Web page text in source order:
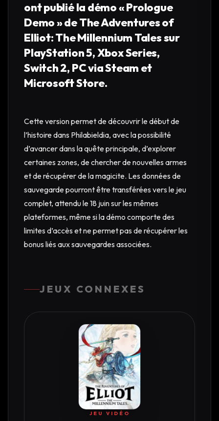
ont publié la démo « Prologue
Demo » de The Adventures of
Elliot: The Millennium Tales sur
PlayStation 5, Xbox Series,
Switch 2, PC via Steam et
Microsoft Store.
Cette version permet de découvrir le début de
l’histoire dans Philabieldia, avec la possibilité
d’avancer dans la quête principale, d’explorer
certaines zones, de chercher de nouvelles armes
et de récupérer de la magicite. Les données de
sauvegarde pourront être transférées vers le jeu
complet, attendu le 18 juin sur les mêmes
plateformes, même si la démo comporte des
limites d’accès et ne permet pas de récupérer les
bonus liés aux sauvegardes associées.
JEUX CONNEXES
JEU VIDÉO